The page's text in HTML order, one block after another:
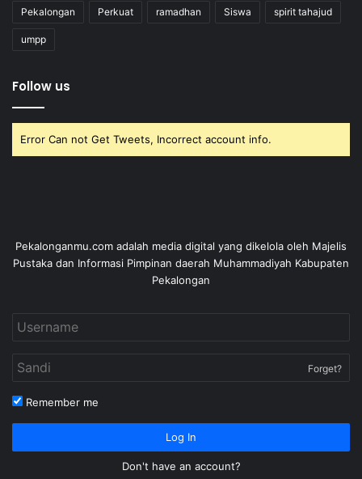
Pekalongan Perkuat ramadhan Siswa spirit tahajud
umpp
Follow us
Error Can not Get Tweets, Incorrect account info.
Pekalonganmu.com adalah media digital yang dikelola oleh Majelis
Pustaka dan Informasi Pimpinan daerah Muhammadiyah Kabupaten
Pekalongan
Forget?
Remember me
Log In
Don't have an account?